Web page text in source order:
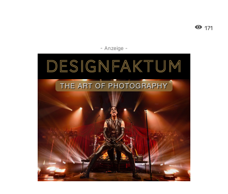
171
- Anzeige -